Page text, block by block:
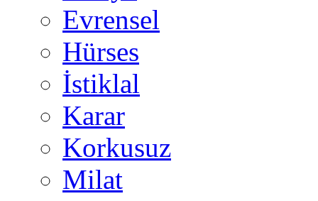
Evrensel
Hürses
İstiklal
Karar
Korkusuz
Milat